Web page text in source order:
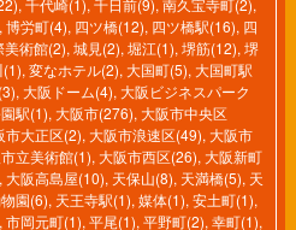
, 千代崎(1), 千日前(9), 南久宝寺町(2),
, 博労町(4), 四ツ橋(12), 四ツ橋駅(16), 四
美術館(2), 城見(2), 堀江(1), 堺筋(12), 堺
, 変なホテル(2), 大国町(5), 大国町駅
, 大阪ドーム(4), 大阪ビジネスパーク
駅(1), 大阪市(276), 大阪市中央区
市大正区(2), 大阪市浪速区(49), 大阪市
立美術館(1), 大阪市西区(26), 大阪新町
, 大阪高島屋(10), 天保山(8), 天満橋(5), 天
園(6), 天王寺駅(1), 媒体(1), 安土町(1),
, 市岡元町(1), 平尾(1), 平野町(2), 幸町(1),